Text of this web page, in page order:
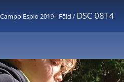
Campo Esplo 2019 - Fäld / DSC 0814